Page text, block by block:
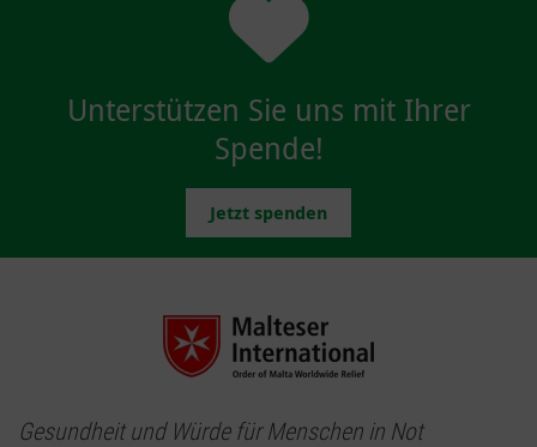
Unterstützen Sie uns mit Ihrer
Spende!
Jetzt spenden
Gesundheit und Würde für Menschen in Not